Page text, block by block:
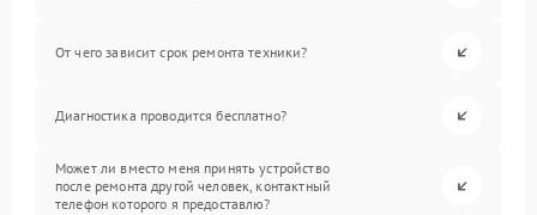
От чего зависит срок ремонта техники?
Диагностика проводится бесплатно?
Может ли вместо меня принять устройство
после ремонта другой человек, контактный
телефон которого я предоставлю?